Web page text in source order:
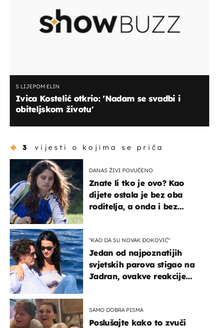
S LIJEPOM ELIN
Ivica Kostelić otkrio: 'Nadam se svadbi i
obiteljskom životu'
3 vijesti o kojima se priča
DANAS ŽIVI POVUČENO
Znate li tko je ovo? Kao
dijete ostala je bez oba
roditelja, a onda i bez
"KAO DA SU NOVAK ĐOKOVIĆ"
Jedan od najpoznatijih
svjetskih parova stigao na
Jadran, ovakve reakcije
SAMO DOBRA PISMA
Poslušajte kako to zvuči